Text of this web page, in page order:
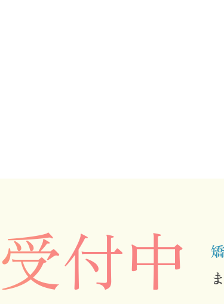
舌側矯正（リンガ
表側矯正（ラビア
マウスピース型矯
付中